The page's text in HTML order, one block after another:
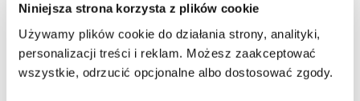
Niniejsza strona korzysta z plików cookie
Używamy plików cookie do działania strony, analityki,
personalizacji treści i reklam. Możesz zaakceptować
wszystkie, odrzucić opcjonalne albo dostosować zgody.
stelaż + sześć nóżek z regulacja tak, abyś mógł łatwo
płytą wzmacniającą o grubości 12mm dzięki temu dno wanny
nie ugina się pod ciężarem nawet dwóch kąpiących się osób.
Dodatkową zaletą jest dźwiękochłonność, podczas nalewania